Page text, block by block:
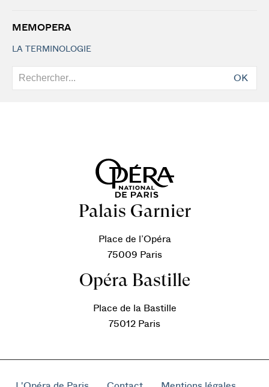
MEMOPERA
LA TERMINOLOGIE
OK
Palais Garnier
Place de l’Opéra
75009 Paris
Opéra Bastille
Place de la Bastille
75012 Paris